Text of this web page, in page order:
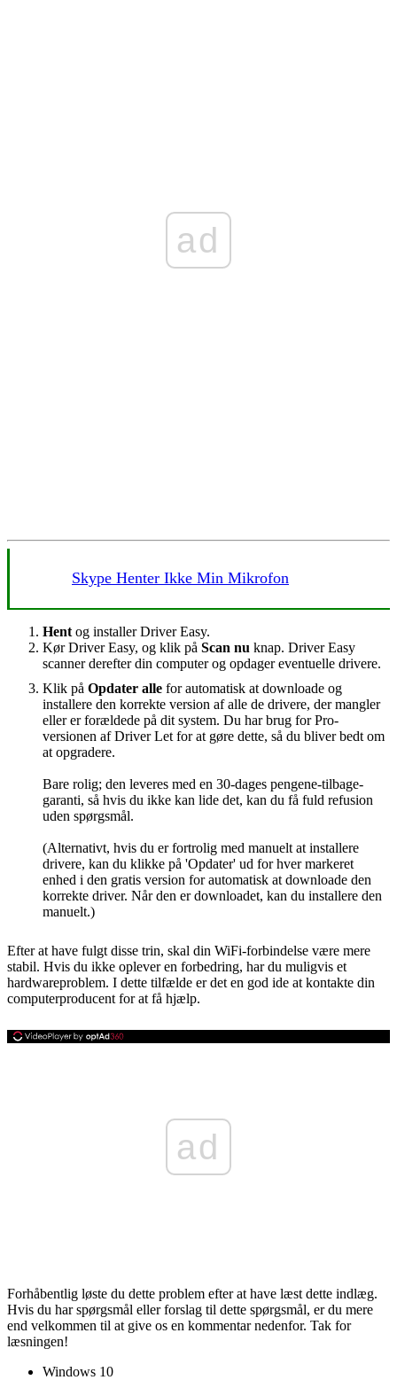
ad
Skype Henter Ikke Min Mikrofon
Hent og installer Driver Easy.
Kør Driver Easy, og klik på Scan nu knap. Driver Easy
scanner derefter din computer og opdager eventuelle drivere.
Klik på Opdater alle for automatisk at downloade og
installere den korrekte version af alle de drivere, der mangler
eller er forældede på dit system. Du har brug for Pro-
versionen af ​​Driver Let for at gøre dette, så du bliver bedt om
at opgradere.
Bare rolig; den leveres med en 30-dages pengene-tilbage-
garanti, så hvis du ikke kan lide det, kan du få fuld refusion
uden spørgsmål.
(Alternativt, hvis du er fortrolig med manuelt at installere
drivere, kan du klikke på 'Opdater' ud for hver markeret
enhed i den gratis version for automatisk at downloade den
korrekte driver. Når den er downloadet, kan du installere den
manuelt.)
Efter at have fulgt disse trin, skal din WiFi-forbindelse være mere
stabil. Hvis du ikke oplever en forbedring, har du muligvis et
hardwareproblem. I dette tilfælde er det en god ide at kontakte din
computerproducent for at få hjælp.
ad
Forhåbentlig løste du dette problem efter at have læst dette indlæg.
Hvis du har spørgsmål eller forslag til dette spørgsmål, er du mere
end velkommen til at give os en kommentar nedenfor. Tak for
læsningen!
Windows 10